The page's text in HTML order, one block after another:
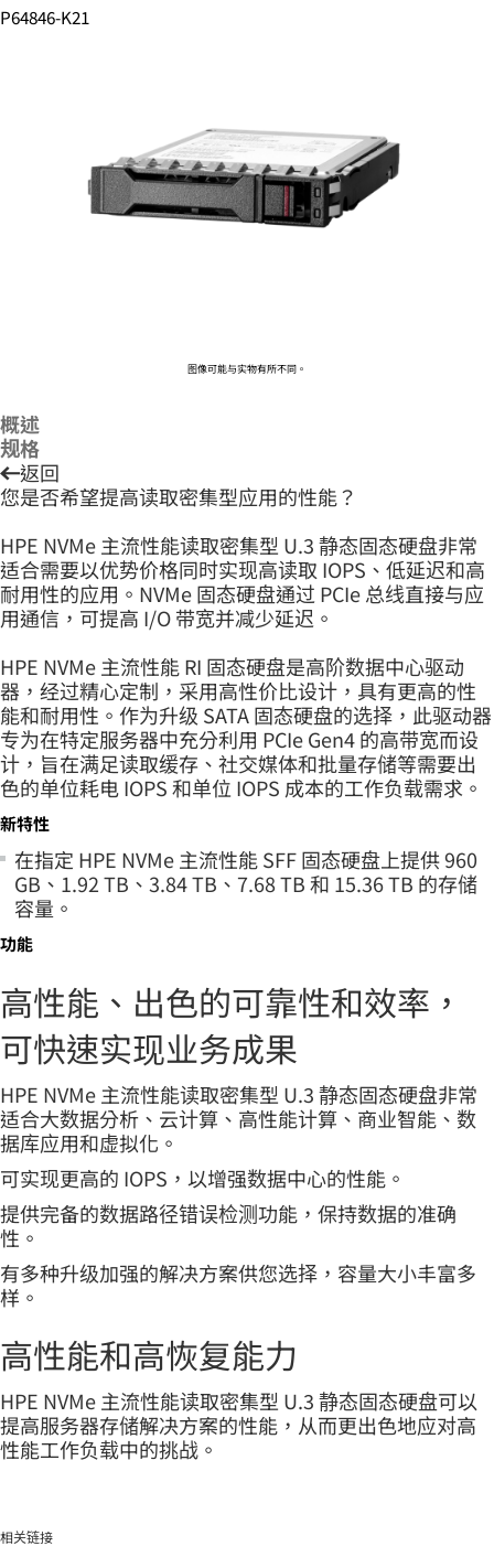
P64846-K21
图像可能与实物有所不同。
概述
规格
返回
您是否希望提高读取密集型应用的性能？
HPE NVMe 主流性能读取密集型 U.3 静态固态硬盘非常
适合需要以优势价格同时实现高读取 IOPS、低延迟和高
耐用性的应用。NVMe 固态硬盘通过 PCIe 总线直接与应
用通信，可提高 I/O 带宽并减少延迟。
HPE NVMe 主流性能 RI 固态硬盘是高阶数据中心驱动
器，经过精心定制，采用高性价比设计，具有更高的性
能和耐用性。作为升级 SATA 固态硬盘的选择，此驱动器
专为在特定服务器中充分利用 PCIe Gen4 的高带宽而设
计，旨在满足读取缓存、社交媒体和批量存储等需要出
色的单位耗电 IOPS 和单位 IOPS 成本的工作负载需求。
新特性
在指定 HPE NVMe 主流性能 SFF 固态硬盘上提供 960
GB、1.92 TB、3.84 TB、7.68 TB 和 15.36 TB 的存储
容量。
功能
高性能、出色的可靠性和效率，
可快速实现业务成果
HPE NVMe 主流性能读取密集型 U.3 静态固态硬盘非常
适合大数据分析、云计算、高性能计算、商业智能、数
据库应用和虚拟化。
可实现更高的 IOPS，以增强数据中心的性能。
提供完备的数据路径错误检测功能，保持数据的准确
性。
有多种升级加强的解决方案供您选择，容量大小丰富多
样。
高性能和高恢复能力
HPE NVMe 主流性能读取密集型 U.3 静态固态硬盘可以
提高服务器存储解决方案的性能，从而更出色地应对高
性能工作负载中的挑战。
相关链接